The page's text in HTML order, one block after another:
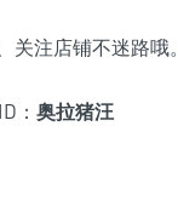
关注店铺不迷路哦。
： 奥拉猪汪